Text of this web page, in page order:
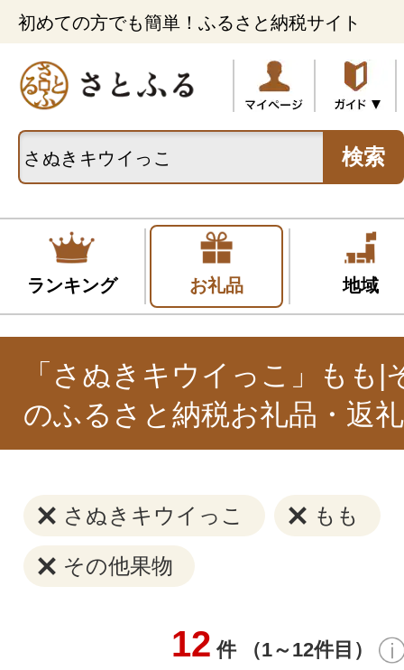
初めての方でも簡単！ふるさと納税サイト
検索
ランキング お礼品 地域
「さぬきキウイっこ」もも|
のふるさと納税お礼品・返
さぬきキウイっこ もも
その他果物
12 件 （1～12件目）